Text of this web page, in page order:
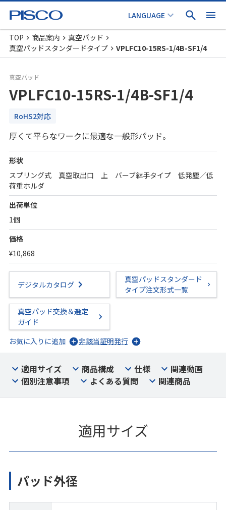
TOP 商品案内
真空パッド
真空パッドスタンダードタイプ
VPLFC10-15RS-1/4B-SF1/4
真空パッド
VPLFC10-15RS-1/4B-SF1/4
RoHS2対応
厚くて平らなワークに最適な一般形パッド。
形状
スプリング式 真空取出口 上 バーブ継手タイプ 低発塵／低
荷重ホルダ
出荷単位
1個
価格
¥10,868
デジタルカタログ
真空パッドスタンダード
タイプ注文形式一覧
真空パッド交換＆選定
ガイド
お気に入りに追加
非該当証明発行
適用サイズ 商品構成 仕様
関連動画
個別注意事項
よくある質問 関連商品
適用サイズ
パッド外径